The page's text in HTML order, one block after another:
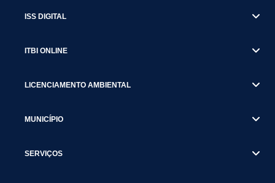
ISS DIGITAL
ITBI ONLINE
LICENCIAMENTO AMBIENTAL
MUNICÍPIO
SERVIÇOS